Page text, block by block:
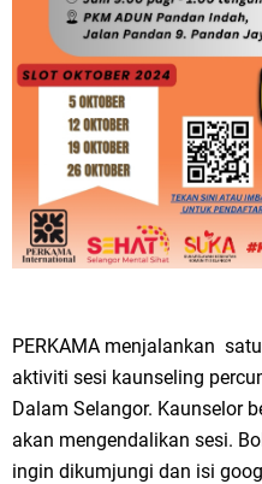
PERKAMA menjalankan
aktiviti sesi kaunseling
Dalam Selangor. Kaunselor
akan mengendalikan sesi.
ingin dikumjungi dan isi